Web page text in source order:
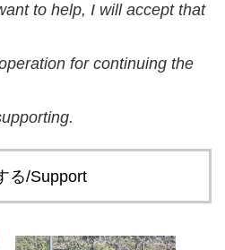
to help, I will accept that
for continuing the
る/Support